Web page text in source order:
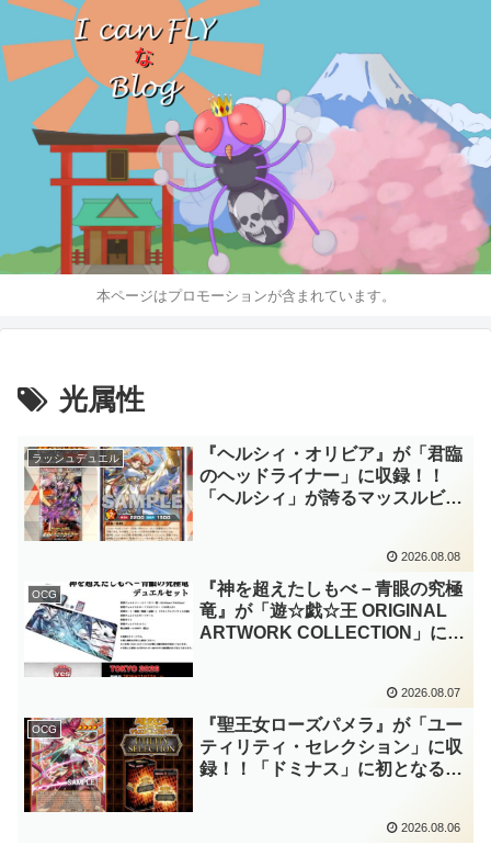
本ページはプロモーションが含まれています。
光属性
ラッシュデュエル
『ヘルシィ・オリビア』が「君臨
のヘッドライナー」に収録！！
「ヘルシィ」が誇るマッスルビュ
をサルベージできるサポーターで
したか～。【遊戯王ラッシュデュ
エル】
2026.08.08
OCG
『神を超えたしもべ－青眼の究極
竜』が「遊☆戯☆王 ORIGINAL
ARTWORK COLLECTION」に収
強！』な「ブルーアイズ」が登場
です！！【遊戯王OCG】
2026.08.07
OCG
『聖王女ローズパメラ』が「ユー
ティリティ・セレクション」に収
録！！「ドミナス」に初となるモ
た少女で、実際にこの2種を強力
2026.08.06